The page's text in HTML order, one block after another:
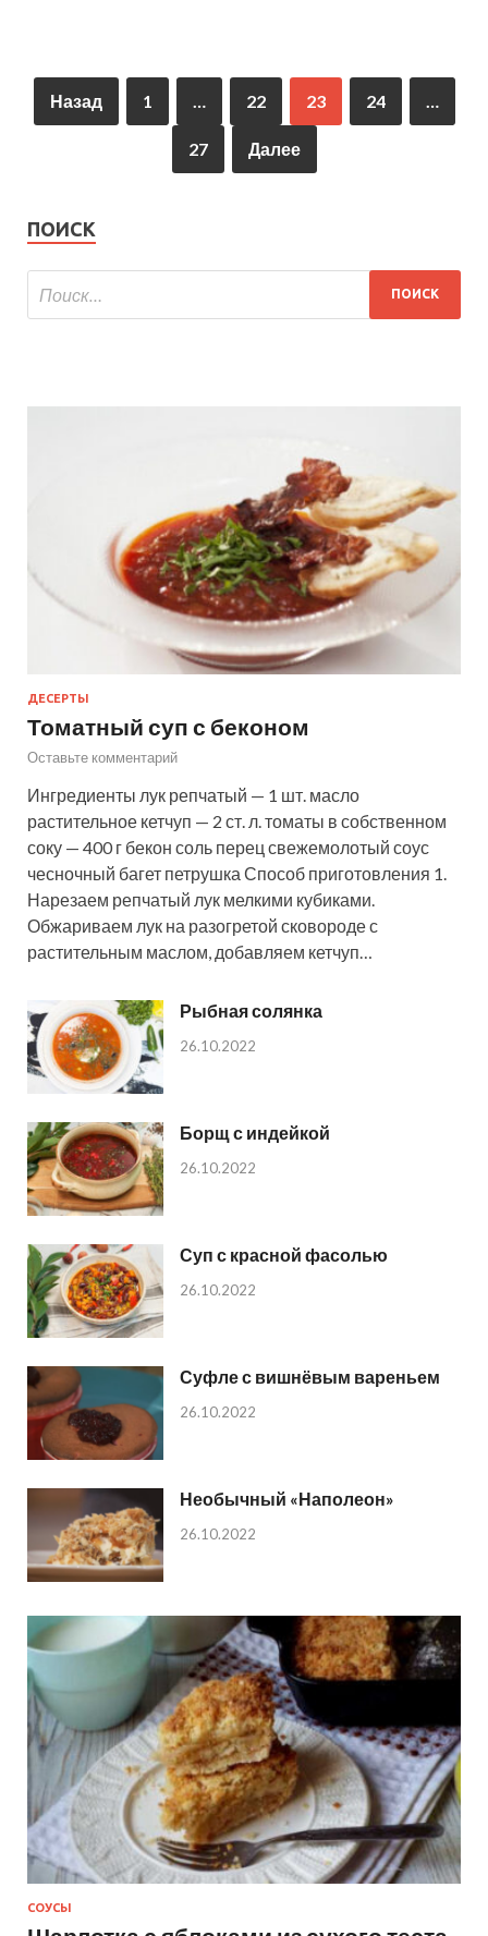
Назад 1 … 22 23 24 …
27 Далее
ПОИСК
ДЕСЕРТЫ
Томатный суп с беконом
Оставьте комментарий
Ингредиенты лук репчатый — 1 шт. масло
растительное кетчуп — 2 ст. л. томаты в собственном
соку — 400 г бекон соль перец свежемолотый соус
чесночный багет петрушка Способ приготовления 1.
Нарезаем репчатый лук мелкими кубиками.
Обжариваем лук на разогретой сковороде с
растительным маслом, добавляем кетчуп…
Рыбная солянка
26.10.2022
Борщ с индейкой
26.10.2022
Суп с красной фасолью
26.10.2022
Суфле с вишнёвым вареньем
26.10.2022
Необычный «Наполеон»
26.10.2022
СОУСЫ